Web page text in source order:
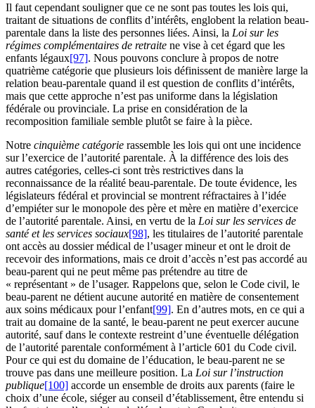
Il faut cependant souligner que ce ne sont pas toutes les lois qui,
traitant de situations de conflits d’intérêts, englobent la relation beau-
parentale dans la liste des personnes liées. Ainsi, la Loi sur les
régimes complémentaires de retraite ne vise à cet égard que les
enfants légaux[97]. Nous pouvons conclure à propos de notre
quatrième catégorie que plusieurs lois définissent de manière large la
relation beau-parentale quand il est question de conflits d’intérêts,
mais que cette approche n’est pas uniforme dans la législation
fédérale ou provinciale. La prise en considération de la
recomposition familiale semble plutôt se faire à la pièce.
Notre cinquième catégorie rassemble les lois qui ont une incidence
sur l’exercice de l’autorité parentale. À la différence des lois des
autres catégories, celles-ci sont très restrictives dans la
reconnaissance de la réalité beau-parentale. De toute évidence, les
législateurs fédéral et provincial se montrent réfractaires à l’idée
d’empiéter sur le monopole des père et mère en matière d’exercice
de l’autorité parentale. Ainsi, en vertu de la Loi sur les services de
santé et les services sociaux[98], les titulaires de l’autorité parentale
ont accès au dossier médical de l’usager mineur et ont le droit de
recevoir des informations, mais ce droit d’accès n’est pas accordé au
beau-parent qui ne peut même pas prétendre au titre de
« représentant » de l’usager. Rappelons que, selon le Code civil, le
beau-parent ne détient aucune autorité en matière de consentement
aux soins médicaux pour l’enfant[99]. En d’autres mots, en ce qui a
trait au domaine de la santé, le beau-parent ne peut exercer aucune
autorité, sauf dans le contexte restreint d’une éventuelle délégation
de l’autorité parentale conformément à l’article 601 du Code civil.
Pour ce qui est du domaine de l’éducation, le beau-parent ne se
trouve pas dans une meilleure position. La Loi sur l’instruction
publique[100] accorde un ensemble de droits aux parents (faire le
choix d’une école, siéger au conseil d’établissement, être entendu si